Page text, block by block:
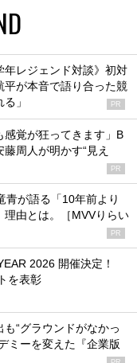
年レジェンド対談》初対
平が本音で語り合った競
」
PR
感覚が狂ってきます」B
周人が明かす“見え
PR
青が語る「10年前より
由とは。［MVVりらい
PR
2026 開催決定！
を表彰
も“グラウンドがなかっ
ミーを変えた『企業版